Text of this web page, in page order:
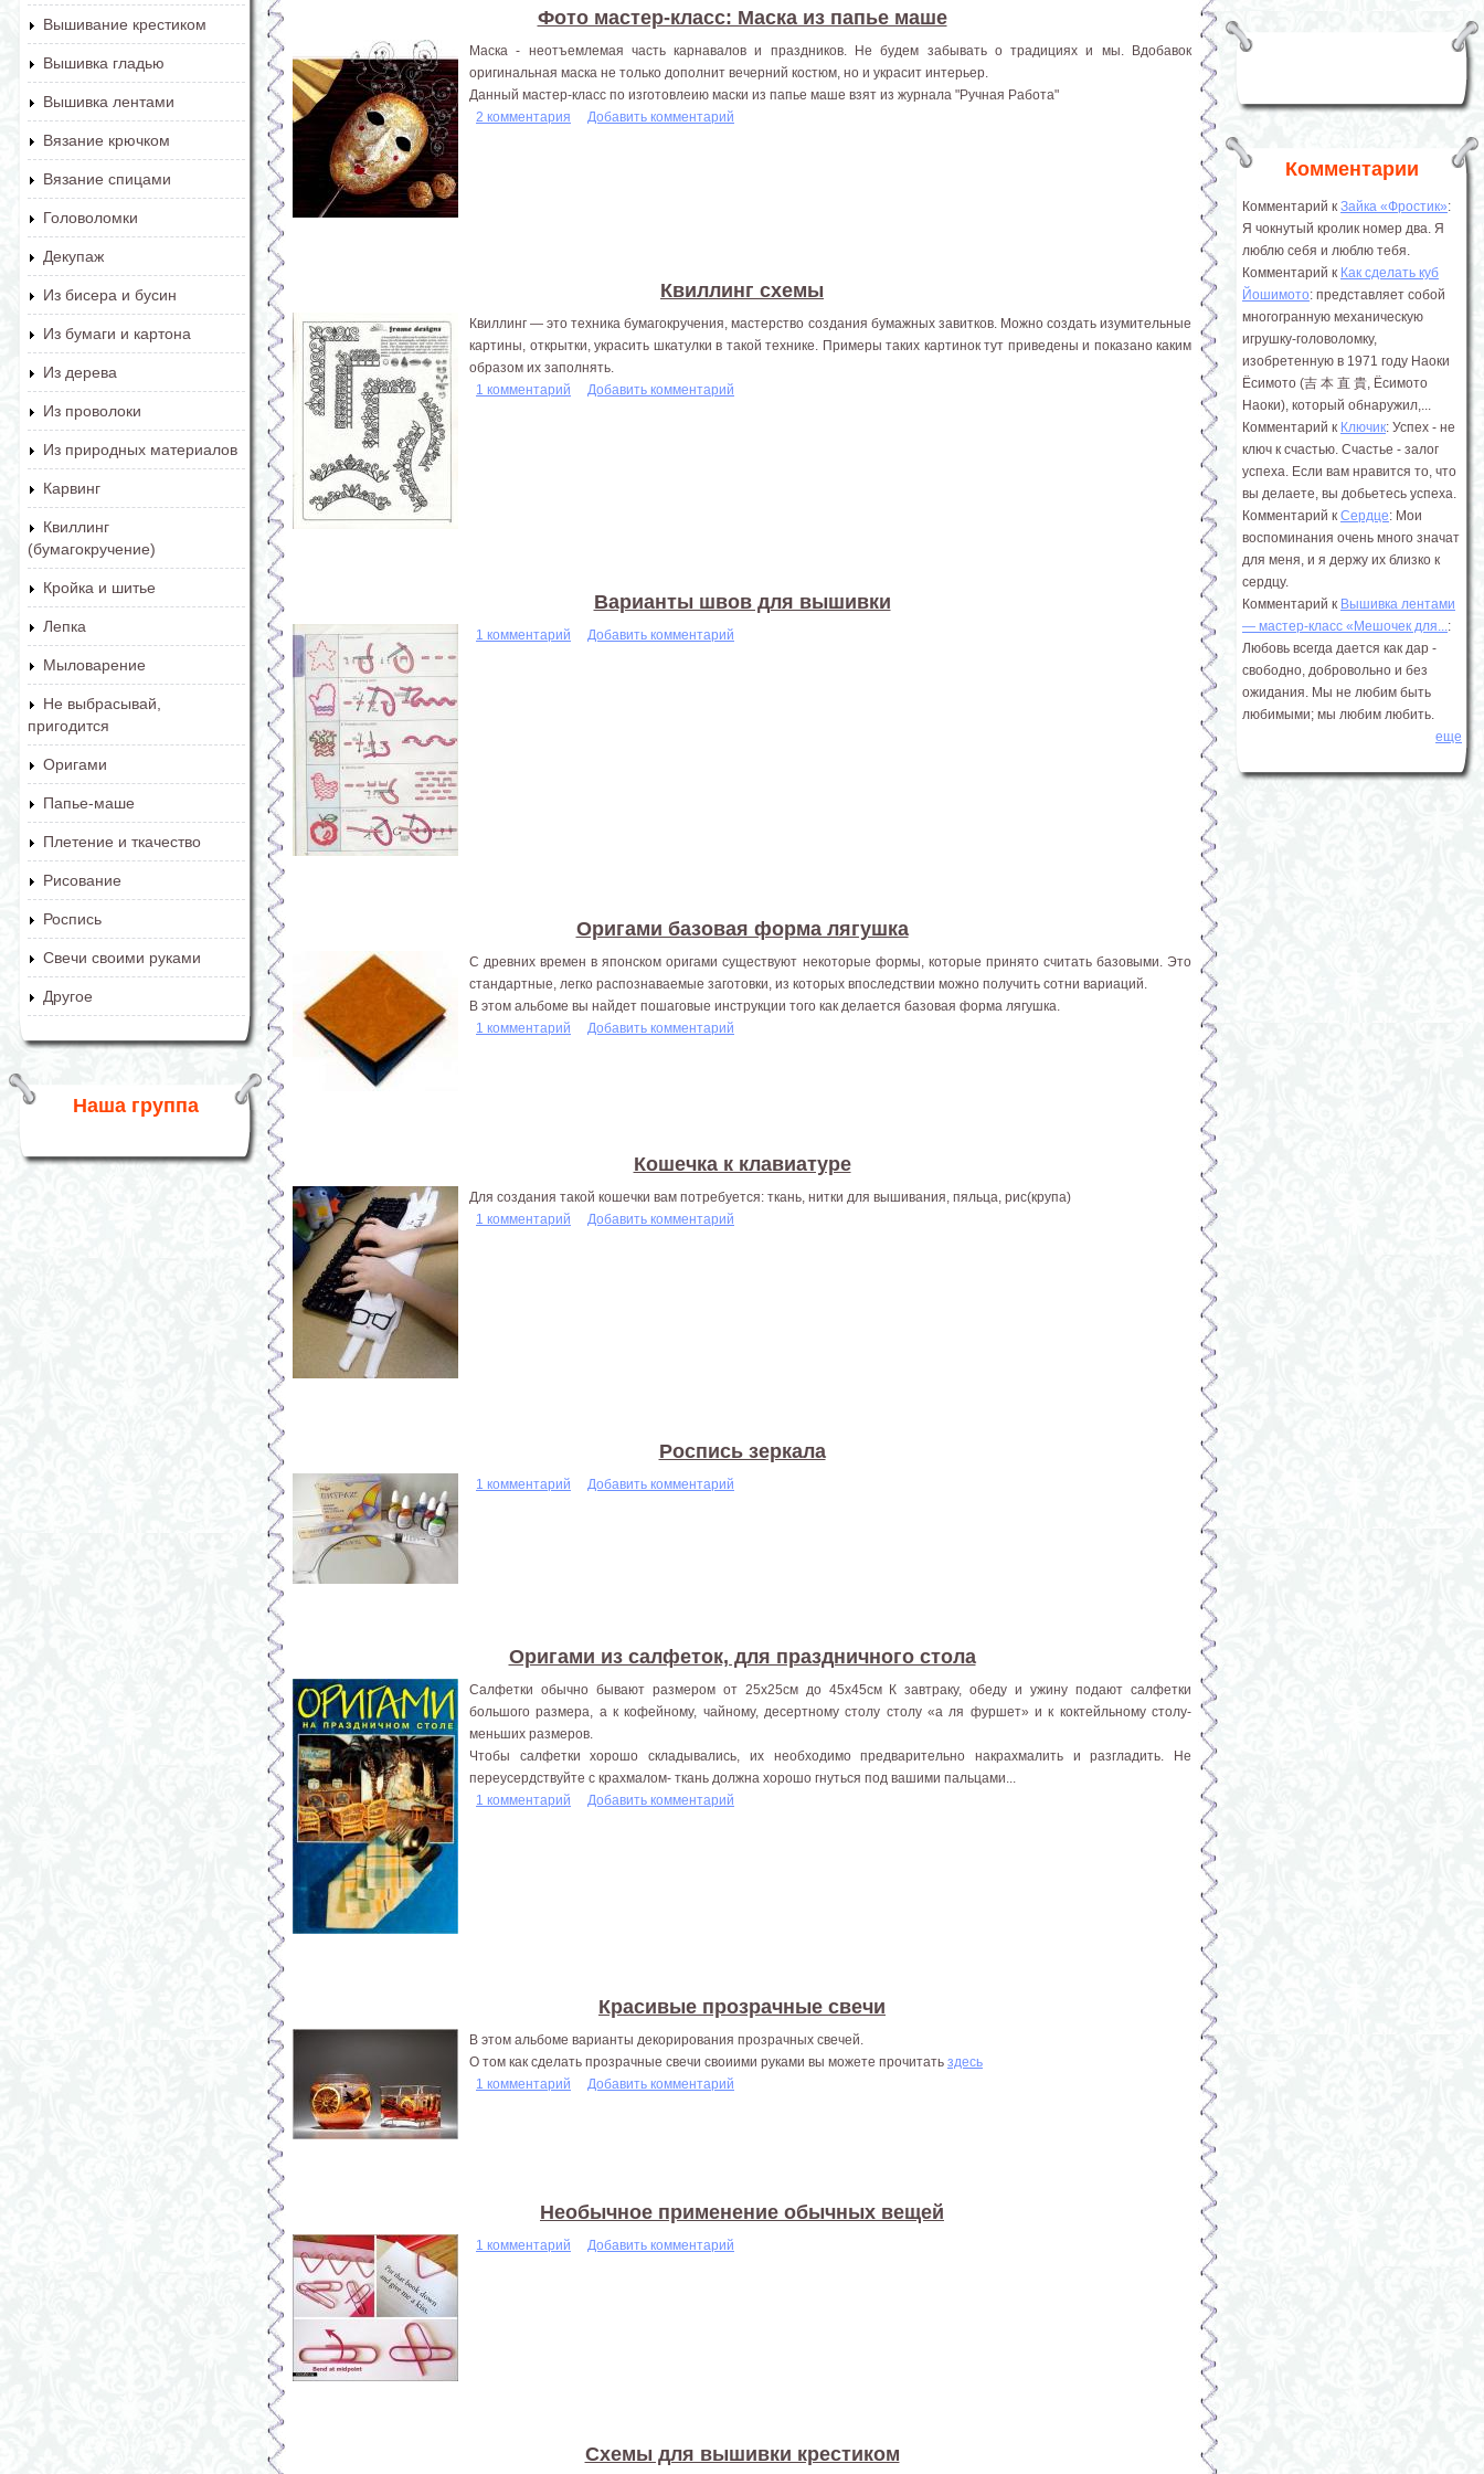
Вышивание крестиком
Вышивка гладью
Вышивка лентами
Вязание крючком
Вязание спицами
Головоломки
Декупаж
Из бисера и бусин
Из бумаги и картона
Из дерева
Из проволоки
Из природных материалов
Карвинг
Квиллинг
(бумагокручение)
Кройка и шитье
Лепка
Мыловарение
Не выбрасывай,
пригодится
Оригами
Папье-маше
Плетение и ткачество
Рисование
Роспись
Свечи своими руками
Другое
Наша группа
Фото мастер-класс: Маска из папье маше
Маска - неотъемлемая часть карнавалов и праздников. Не будем забывать о традициях и мы. Вдобавок
оригинальная маска не только дополнит вечерний костюм, но и украсит интерьер.
Данный мастер-класс по изготовлеию маски из папье маше взят из журнала "Ручная Работа"
2 комментария
Добавить комментарий
Квиллинг схемы
Квиллинг — это техника бумагокручения, мастерство создания бумажных завитков. Можно создать изумительные
картины, открытки, украсить шкатулки в такой технике. Примеры таких картинок тут приведены и показано каким
образом их заполнять.
1 комментарий
Добавить комментарий
Варианты швов для вышивки
1 комментарий Добавить комментарий
Оригами базовая форма лягушка
С древних времен в японском оригами существуют некоторые формы, которые принято считать базовыми. Это
стандартные, легко распознаваемые заготовки, из которых впоследствии можно получить сотни вариаций.
В этом альбоме вы найдет пошаговые инструкции того как делается базовая форма лягушка.
1 комментарий
Добавить комментарий
Кошечка к клавиатуре
Для создания такой кошечки вам потребуется: ткань, нитки для вышивания, пяльца, рис(крупа)
1 комментарий
Добавить комментарий
Роспись зеркала
1 комментарий Добавить комментарий
Оригами из салфеток, для праздничного стола
Салфетки обычно бывают размером от 25x25см до 45x45см К завтраку, обеду и ужину подают салфетки
большого размера, а к кофейному, чайному, десертному столу столу «а ля фуршет» и к коктейльному столу-
меньших размеров.
Чтобы салфетки хорошо складывались, их необходимо предварительно накрахмалить и разгладить. Не
переусердствуйте с крахмалом- ткань должна хорошо гнуться под вашими пальцами...
1 комментарий
Добавить комментарий
Красивые прозрачные свечи
В этом альбоме варианты декорирования прозрачных свечей.
О том как сделать прозрачные свечи своиими руками вы можете прочитать здесь
1 комментарий
Добавить комментарий
Необычное применение обычных вещей
1 комментарий Добавить комментарий
Схемы для вышивки крестиком
Комментарии
Комментарий к Зайка «Фростик»:
Я чокнутый кролик номер два. Я
люблю себя и люблю тебя.
Комментарий к Как сделать куб
Йошимото: представляет собой
многогранную механическую
игрушку-головоломку,
изобретенную в 1971 году Наоки
Ёсимото (吉 本 直 貴, Ёсимото
Наоки), который обнаружил,...
Комментарий к Ключик: Успех - не
ключ к счастью. Счастье - залог
успеха. Если вам нравится то, что
вы делаете, вы добьетесь успеха.
Комментарий к Сердце: Мои
воспоминания очень много значат
для меня, и я держу их близко к
сердцу.
Комментарий к Вышивка лентами
― мастер-класс «Мешочек для...:
Любовь всегда дается как дар -
свободно, добровольно и без
ожидания. Мы не любим быть
любимыми; мы любим любить.
еще